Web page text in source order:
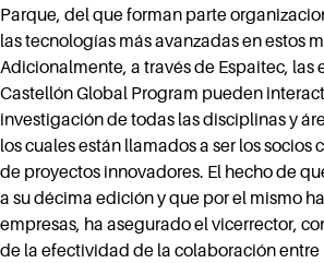
Parque, del que forman parte
las tecnologías más avanzadas en estos
Adicionalmente, a través de Espaitec, las
Castellón Global Program pueden
investigación de todas las disciplinas y
los cuales están llamados a ser los socios
de proyectos innovadores. El hecho de
a su décima edición y que por el mismo
empresas, ha asegurado el vicerrector,
de la efectividad de la colaboración entre